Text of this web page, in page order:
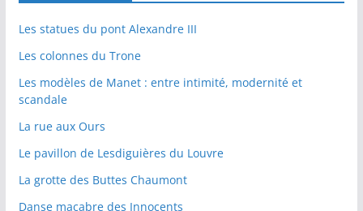
Les statues du pont Alexandre III
Les colonnes du Trone
Les modèles de Manet : entre intimité, modernité et
scandale
La rue aux Ours
Le pavillon de Lesdiguières du Louvre
La grotte des Buttes Chaumont
Danse macabre des Innocents